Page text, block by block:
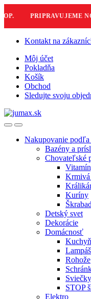
PRIPRAVUJEME
Skip
navigation
Skip
content
Kontakt na
Môj účet
Pokladňa
Košík
Obchod
Sledujte svoju
Nakupovanie
Bazény a
Chovateľské
Krmivá
Kuríny
Detský svet
Dekorácie
Domácnosť
Rohože
STOP
Elektro